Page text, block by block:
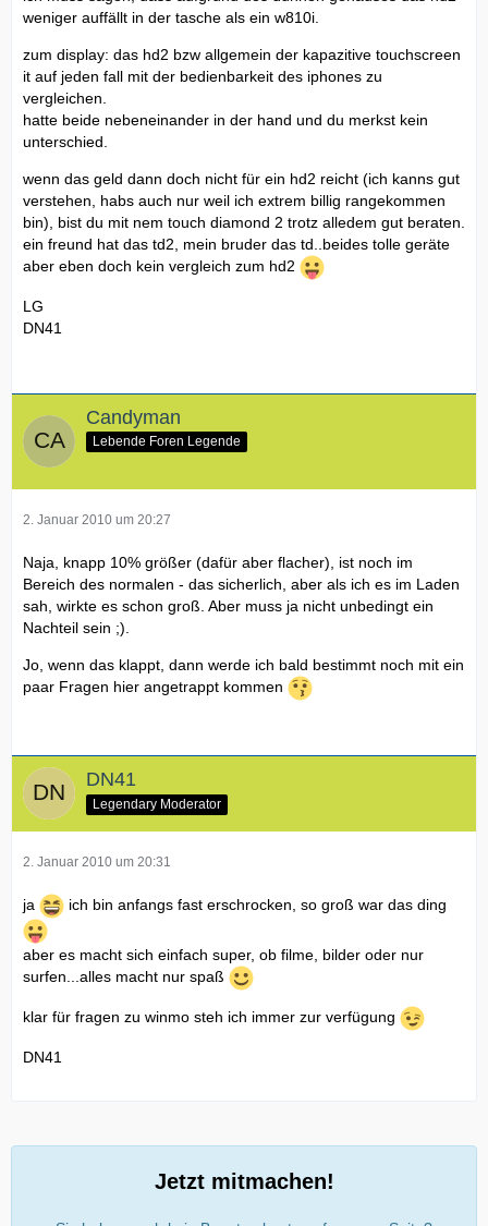
weniger auffällt in der tasche als ein w810i.
zum display: das hd2 bzw allgemein der kapazitive touchscreen
it auf jeden fall mit der bedienbarkeit des iphones zu
vergleichen.
hatte beide nebeneinander in der hand und du merkst kein
unterschied.
wenn das geld dann doch nicht für ein hd2 reicht (ich kanns gut
verstehen, habs auch nur weil ich extrem billig rangekommen
bin), bist du mit nem touch diamond 2 trotz alledem gut beraten.
ein freund hat das td2, mein bruder das td..beides tolle geräte
aber eben doch kein vergleich zum hd2
LG
DN41
Candyman
Lebende Foren Legende
2. Januar 2010 um 20:27
Naja, knapp 10% größer (dafür aber flacher), ist noch im
Bereich des normalen - das sicherlich, aber als ich es im Laden
sah, wirkte es schon groß. Aber muss ja nicht unbedingt ein
Nachteil sein ;).
Jo, wenn das klappt, dann werde ich bald bestimmt noch mit ein
paar Fragen hier angetrappt kommen
DN41
Legendary Moderator
2. Januar 2010 um 20:31
ja ich bin anfangs fast erschrocken, so groß war das ding
aber es macht sich einfach super, ob filme, bilder oder nur
surfen...alles macht nur spaß
klar für fragen zu winmo steh ich immer zur verfügung
DN41
Jetzt mitmachen!